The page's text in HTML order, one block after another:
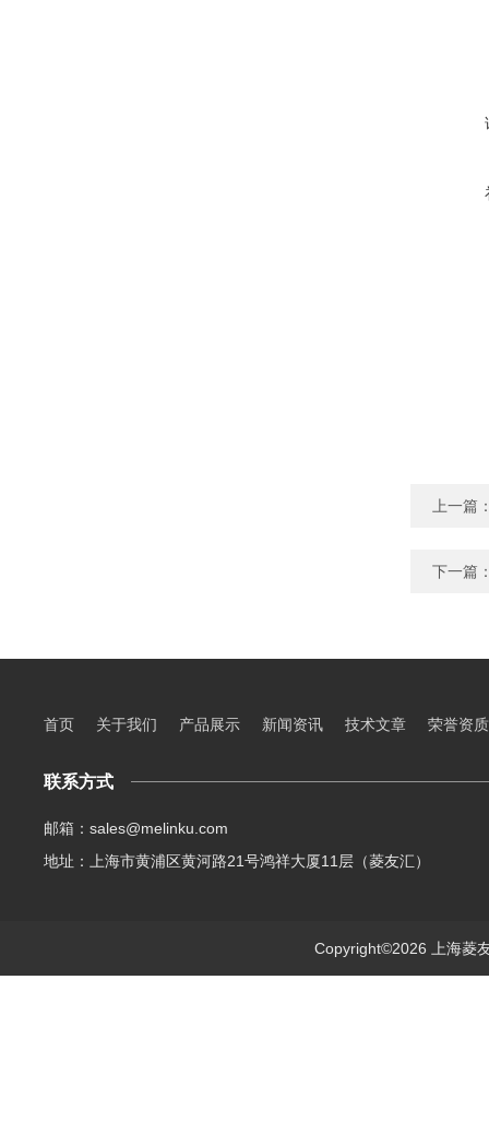
上一篇
下一篇
首页 关于我们 产品展示 新闻资讯 技术文章 荣誉资质
联系方式
邮箱：sales@melinku.com
地址：上海市黄浦区黄河路21号鸿祥大厦11层（菱友汇）
Copyright©2026 上海菱